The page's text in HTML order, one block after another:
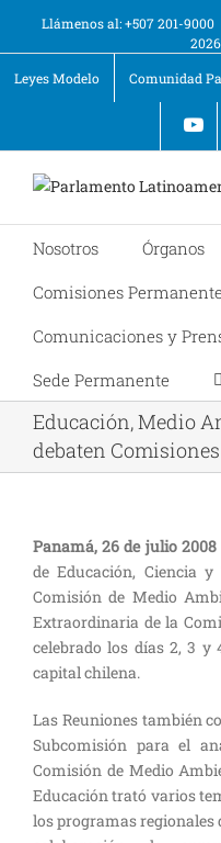
Llámenos al: +507 201-9000
2026
Leyes Modelo
Comunidad
Nosotros
Órganos
Comisiones
Comunicaciones y
Sede Permanente
Educación, Medio
debaten
Panamá, 26 de julio
de Educación, Ciencia
Comisión de Medio
Extraordinaria de la
celebrado los días 2, 3 y
capital chilena.
Las Reuniones también
Subcomisión para el
Comisión de Medio
Educación trató varios
los programas